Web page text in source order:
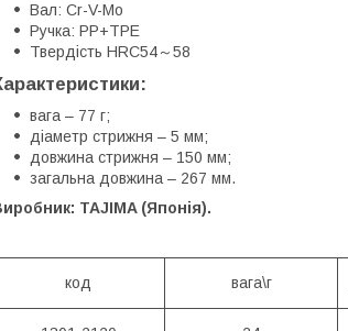
Вал: Cr-V-Mo
Ручка: PP+TPE
Твердість HRC54～58
вага – 77 г;
діаметр стрижня – 5 мм;
довжина стрижня – 150 мм;
загальна довжина – 267 мм.
TAJIMA (Японія).
код вага\г